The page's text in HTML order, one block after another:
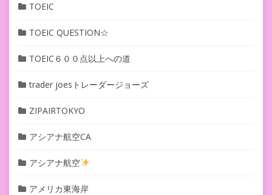
TOEIC
TOEIC QUESTION☆
TOEIC６００点以上への道
trader joesトレーダージョーズ
ZIPAIRTOKYO
アシアナ航空CA
アシアナ航空
アメリカ東海岸